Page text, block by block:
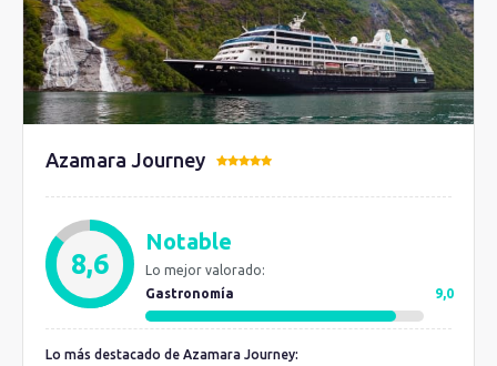
Azamara Journey
8,6
Notable
Lo mejor valorado:
Gastronomía
9,0
Lo más destacado de Azamara Journey: